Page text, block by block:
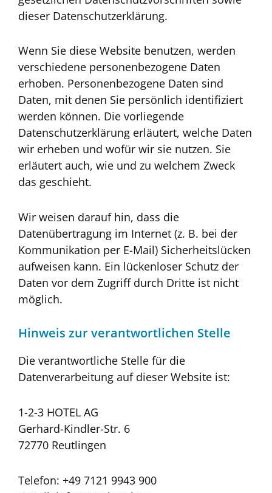
dieser Datenschutzerklärung.
Wenn Sie diese Website benutzen, werden
verschiedene personenbezogene Daten
erhoben. Personenbezogene Daten sind
Daten, mit denen Sie persönlich identifiziert
werden können. Die vorliegende
Datenschutzerklärung erläutert, welche Daten
wir erheben und wofür wir sie nutzen. Sie
erläutert auch, wie und zu welchem Zweck
das geschieht.
Wir weisen darauf hin, dass die
Datenübertragung im Internet (z. B. bei der
Kommunikation per E-Mail) Sicherheitslücken
aufweisen kann. Ein lückenloser Schutz der
Daten vor dem Zugriff durch Dritte ist nicht
möglich.
Hinweis zur verantwortlichen Stelle
Die verantwortliche Stelle für die
Datenverarbeitung auf dieser Website ist:
1-2-3 HOTEL AG
Gerhard-Kindler-Str. 6
72770 Reutlingen
Telefon: +49 7121 9943 900